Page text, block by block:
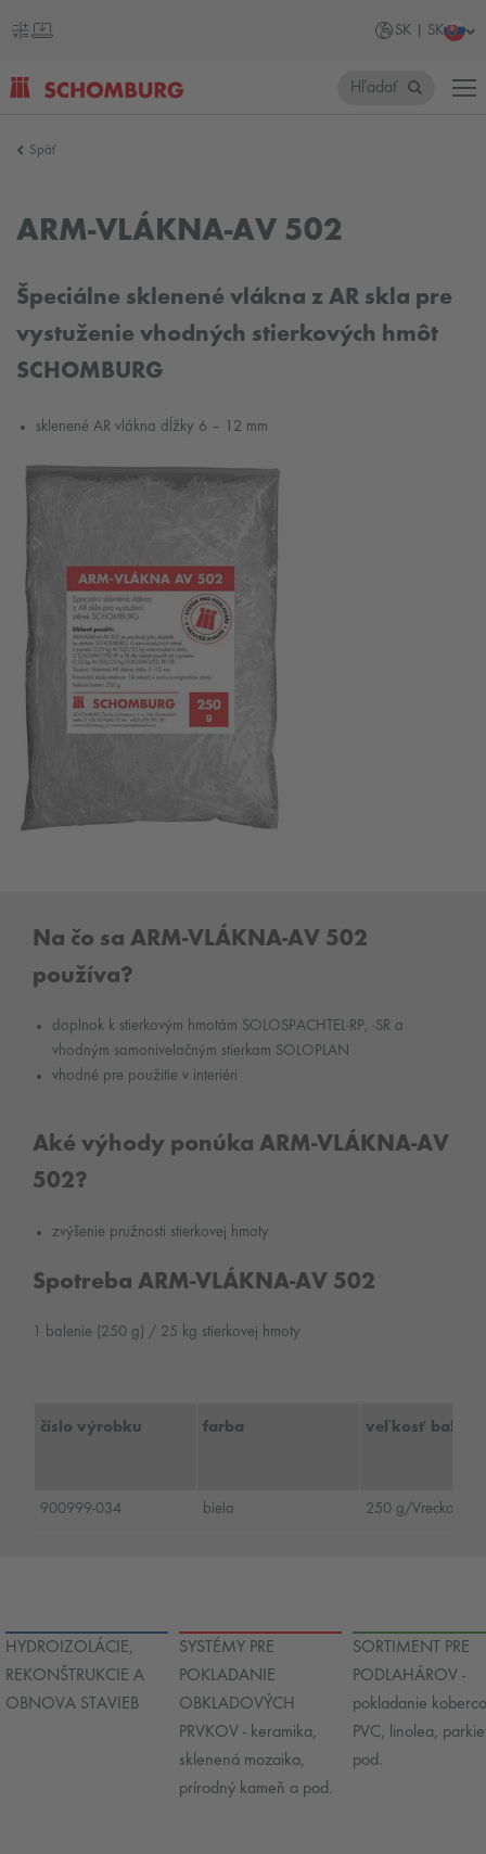
SK | SK
Hľadať
Späť
ARM-VLÁKNA-AV 502
Špeciálne sklenené vlákna z AR skla pre
vystuženie vhodných stierkových hmôt
SCHOMBURG
sklenené AR vlákna dĺžky 6 – 12 mm
Na čo sa ARM-VLÁKNA-AV 502
používa?
doplnok k stierkovým hmotám SOLOSPACHTEL-RP, -SR a
vhodným samonivelačným stierkam SOLOPLAN
vhodné pre použitie v interiéri
Aké výhody ponúka ARM-VLÁKNA-AV
502?
zvýšenie pružnosti stierkovej hmoty
Spotreba ARM-VLÁKNA-AV 502
1 balenie (250 g) / 25 kg stierkovej hmoty
číslo výrobku farba veľkosť balenia
900999-034 biela 250 g/Vrecko
HYDROIZOLÁCIE,
REKONŠTRUKCIE A
OBNOVA STAVIEB
SYSTÉMY PRE
POKLADANIE
OBKLADOVÝCH
PRVKOV - keramika,
sklenená mozaika,
prírodný kameň a pod.
SORTIMENT PRE
PODLAHÁROV -
pokladanie
PVC, linolea,
pod.